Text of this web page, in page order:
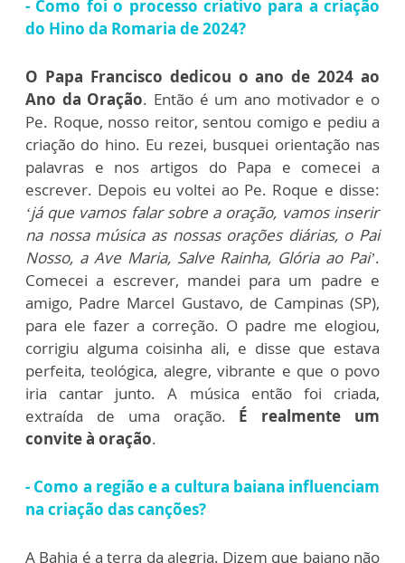
- Como foi o processo criativo para a criação
do Hino da Romaria de 2024?
O Papa Francisco dedicou o ano de 2024 ao
Ano da Oração. Então é um ano motivador e o
Pe. Roque, nosso reitor, sentou comigo e pediu a
criação do hino. Eu rezei, busquei orientação nas
palavras e nos artigos do Papa e comecei a
escrever. Depois eu voltei ao Pe. Roque e disse:
‘já que vamos falar sobre a oração, vamos inserir
na nossa música as nossas orações diárias, o Pai
Nosso, a Ave Maria, Salve Rainha, Glória ao Pai’.
Comecei a escrever, mandei para um padre e
amigo, Padre Marcel Gustavo, de Campinas (SP),
para ele fazer a correção. O padre me elogiou,
corrigiu alguma coisinha ali, e disse que estava
perfeita, teológica, alegre, vibrante e que o povo
iria cantar junto. A música então foi criada,
extraída de uma oração. É realmente um
convite à oração.
- Como a região e a cultura baiana influenciam
na criação das canções?
A Bahia é a terra da alegria. Dizem que baiano não